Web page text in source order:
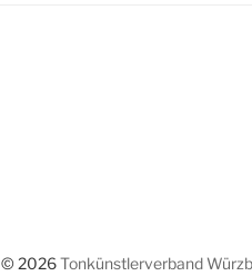
© 2026Tonkünstlerverband